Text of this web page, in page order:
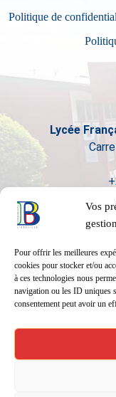
Vos
Pour offrir les meilleures
cookies pour stocker et/ou
à ces technologies nous
navigation ou les ID uniques
consentement peut avoir un
Politique de
Lycée